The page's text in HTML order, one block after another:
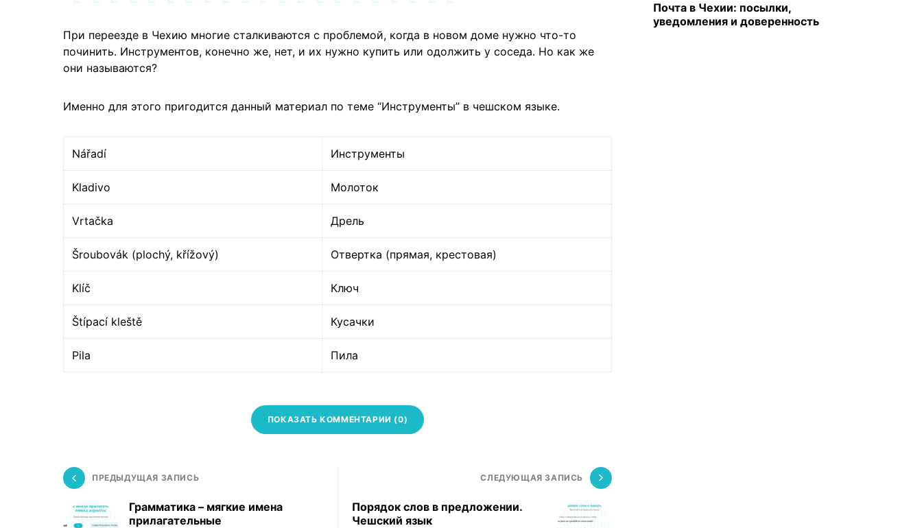
При переезде в Чехию многие сталкиваются с проблемой, когда в новом доме нужно что-то
починить. Инструментов, конечно же, нет, и их нужно купить или одолжить у соседа. Но как же
они называются?
Именно для этого пригодится данный материал по теме “Инструменты” в чешском языке.
Nářadí Инструменты
Kladivo Молоток
Vrtačka Дрель
Šroubovák (plochý, křížový) Отвертка (прямая, крестовая)
Klíč Ключ
Štípací kleště Кусачки
Pila Пила
ПОКАЗАТЬ КОММЕНТАРИИ (0)
ПРЕДЫДУЩАЯ ЗАПИСЬ
Грамматика – мягкие имена
прилагательные
СЛЕДУЮЩАЯ ЗАПИСЬ
Порядок слов в предложении.
Чешский язык
Почта в Чехии: посылки,
уведомления и доверенность